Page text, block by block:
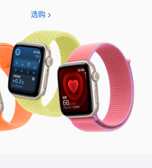
选购 Apple
SE
3